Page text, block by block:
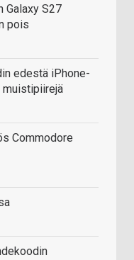
Galaxy S27
pois
edestä iPhone-
muistipiirejä
Commodore